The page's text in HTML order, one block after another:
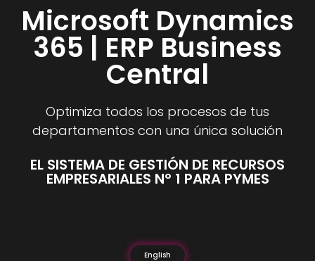
Microsoft Dynamics
365 | ERP Business
Central
Optimiza todos los procesos de tus
departamentos con una única solución
EL SISTEMA DE GESTIÓN DE RECURSOS
EMPRESARIALES Nº 1 PARA PYMES
English